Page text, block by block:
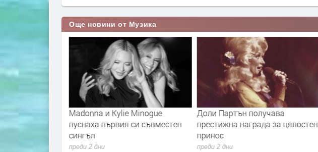
Още новини от Музика
историята
Madonna и Kylie Minogue
пуснаха първия си съвместен
сингъл
преди 2 дни
Доли Партън получава
престижна награда за цялостен
принос
преди 2 дни